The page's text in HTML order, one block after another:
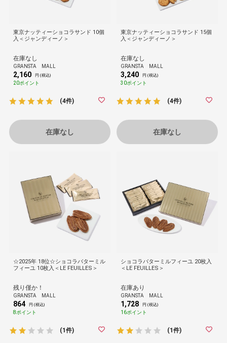
東京ナッティーショコラサンド 10個
入＜ジャンディーノ＞
在庫なし
GRANSTA MALL
2,160 円 (税込)
20ポイント
(4件)
在庫なし
東京ナッティーショコラサンド 15個
入＜ジャンディーノ＞
在庫なし
GRANSTA MALL
3,240 円 (税込)
30ポイント
(4件)
在庫なし
☆2025年 18位☆ショコラバターミル
フィーユ 10枚入＜LE FEUILLES＞
残り僅か！
GRANSTA MALL
864 円 (税込)
8ポイント
(1件)
ショコラバターミルフィーユ 20枚入
＜LE FEUILLES＞
在庫あり
GRANSTA MALL
1,728 円 (税込)
16ポイント
(1件)